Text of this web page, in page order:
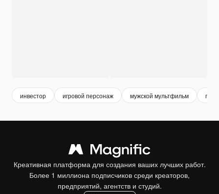
инвестор игровой персонаж мужской мультфильм
Креативная платформа для создания ваших лучших работ.
Более 1 миллиона подписчиков среди креаторов,
предприятий, агентств и студий.